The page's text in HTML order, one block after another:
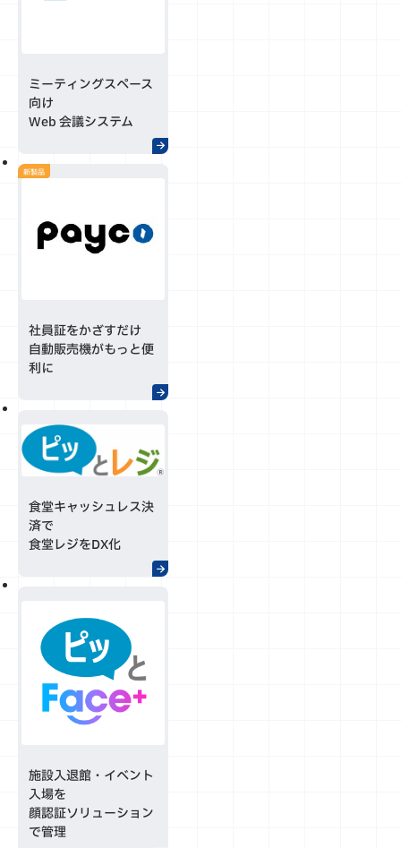
ミーティングスペース
向け
Web 会議システム
新製品
社員証をかざすだけ
自動販売機がもっと便
利に
食堂キャッシュレス決
済で
食堂レジをDX化
施設入退館・イベント
入場を
顔認証ソリューション
で管理